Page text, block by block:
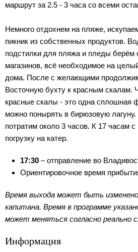
маршрут за 2.5 - 3 часа со всеми
Немного отдохнем на пляже,
пикник из собственных продуктов.
подстилки для пляжа и пледы берём
магазинов, всё необходимое на
дома. После с желающими
Восточную бухту к красным скалам.
красные скалы - это одна сплошная
можно понырять в бирюзовую
потратим около 3 часов. К 17 часам
погрузку на катер.
17:30 – отправление во
Ориентировочное время
Время выхода может быть
капитана. Время в программе
может меняться согласно реально
Информация